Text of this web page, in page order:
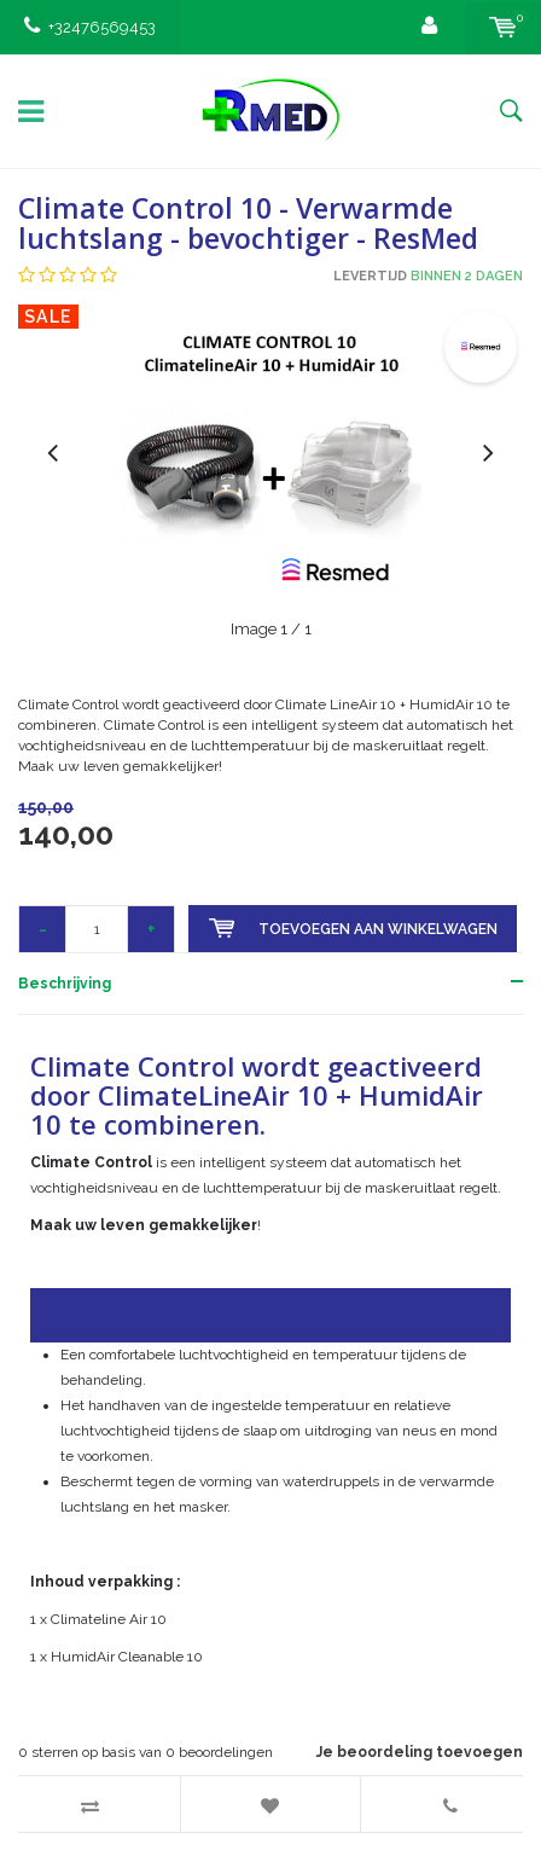
+32476569453
0
Climate Control 10 - Verwarmde
luchtslang - bevochtiger - ResMed
LEVERTIJD BINNEN 2 DAGEN
SALE
Image 1/ 1
Climate Control wordt geactiveerd door Climate LineAir 10 + HumidAir 10 te
combineren. Climate Control is een intelligent systeem dat automatisch het
vochtigheidsniveau en de luchttemperatuur bij de maskeruitlaat regelt.
Maak uw leven gemakkelijker!
150,00
140,00
- + TOEVOEGEN AAN WINKELWAGEN
Beschrijving
Climate Control wordt geactiveerd
door ClimateLineAir 10 + HumidAir
10 te combineren.
Climate Control is een intelligent systeem dat automatisch het
vochtigheidsniveau en de luchttemperatuur bij de maskeruitlaat regelt.
Maak uw leven gemakkelijker!
Een comfortabele luchtvochtigheid en temperatuur tijdens de
behandeling.
Het handhaven van de ingestelde temperatuur en relatieve
luchtvochtigheid tijdens de slaap om uitdroging van neus en mond
te voorkomen.
Beschermt tegen de vorming van waterdruppels in de verwarmde
luchtslang en het masker.
Inhoud verpakking :
1 x Climateline Air 10
1 x HumidAir Cleanable 10
Je beoordeling toevoegen
0 sterren op basis van 0 beoordelingen